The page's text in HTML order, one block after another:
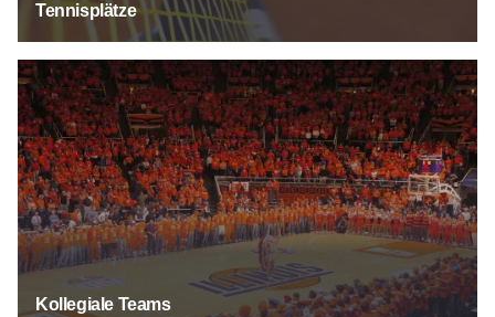
Tennisplätze
Kollegiale Teams
Kollegiale Teams